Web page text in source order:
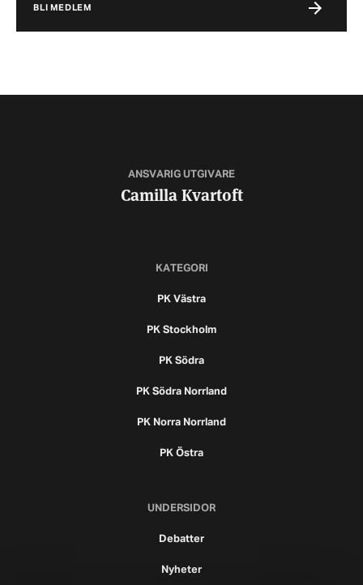
BLI MEDLEM
ANSVARIG UTGIVARE
Camilla Kvartoft
KATEGORI
PK Västra
PK Stockholm
PK Södra
PK Södra Norrland
PK Norra Norrland
PK Östra
UNDERSIDOR
Debatter
Nyheter